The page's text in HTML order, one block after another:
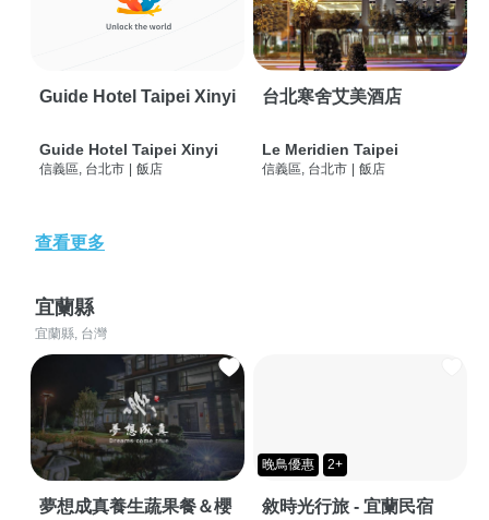
Guide Hotel Taipei Xinyi
Guide Hotel Taipei Xinyi
信義區, 台北市 | 飯店
台北寒舍艾美酒店
Le Meridien Taipei
信義區, 台北市 | 飯店
查看更多
宜蘭縣
宜蘭縣, 台灣
夢想成真養生蔬果餐＆櫻
晚鳥優惠 2+
敘時光行旅 - 宜蘭民宿